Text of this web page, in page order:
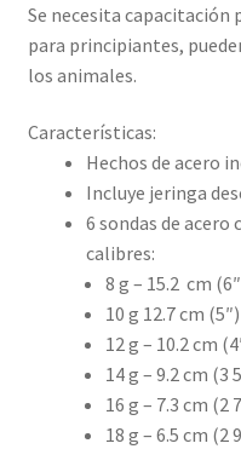
Se necesita capacitación
para principiantes,
los animales.
Características:
Hechos de acero
Incluye jeringa
6 sondas de acero
calibres:
8 g – 15.2 cm
10 g 12.7 cm (5″)
12 g – 10.2 cm
14 g – 9.2 cm (3
16 g – 7.3 cm (2
18 g – 6.5 cm (2